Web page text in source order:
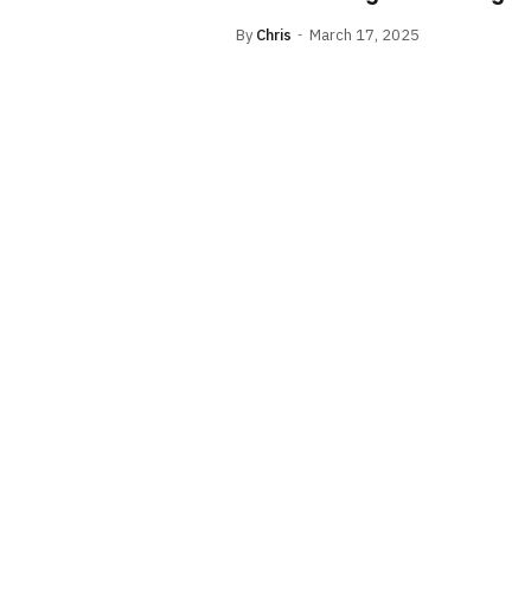
By Chris March 17, 2025